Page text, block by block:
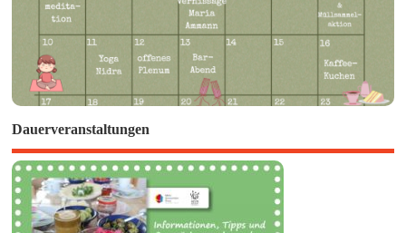
Dauerveranstaltungen